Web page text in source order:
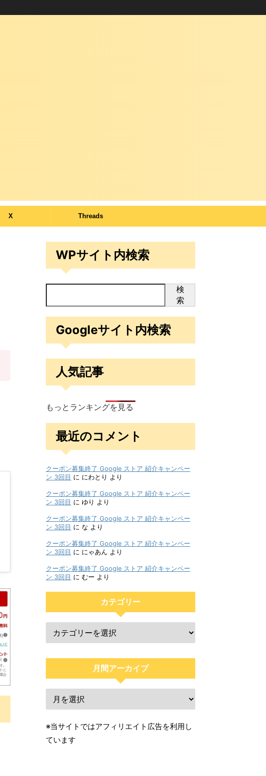
X Threads
WPサイト内検索
検
索
Googleサイト内検索
人気記事
もっとランキングを見る
最近のコメント
クーポン募集終了 Google ストア 紹介キャンペー
ン 3回目 に にわとり より
クーポン募集終了 Google ストア 紹介キャンペー
ン 3回目 に ゆり より
クーポン募集終了 Google ストア 紹介キャンペー
ン 3回目 に な より
クーポン募集終了 Google ストア 紹介キャンペー
ン 3回目 に にゃあん より
クーポン募集終了 Google ストア 紹介キャンペー
ン 3回目 に むー より
カテゴリー
月間アーカイブ
※当サイトではアフィリエイト広告を利用し
ています